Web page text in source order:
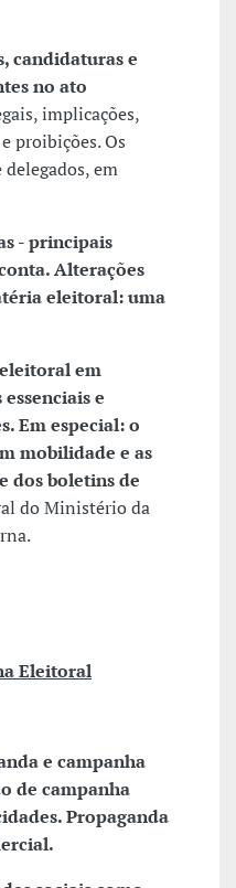
candidaturas e
no ato
implicações,
proibições. Os
em
- principais
Alterações
eleitoral: uma
em
e
Em especial: o
mobilidade e as
dos boletins de
do Ministério da
Eleitoral
e campanha
de campanha
Propaganda